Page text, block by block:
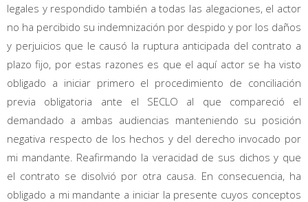
legales y respondido también a todas las alegaciones, el actor
no ha percibido su indemnización por despido y por los daños
y perjuicios que le causó la ruptura anticipada del contrato a
plazo fijo, por estas razones es que el aquí actor se ha visto
obligado a iniciar primero el procedimiento de conciliación
previa obligatoria ante el SECLO al que compareció el
demandado a ambas audiencias manteniendo su posición
negativa respecto de los hechos y del derecho invocado por
mi mandante. Reafirmando la veracidad de sus dichos y que
el contrato se disolvió por otra causa. En consecuencia, ha
obligado a mi mandante a iniciar la presente cuyos conceptos